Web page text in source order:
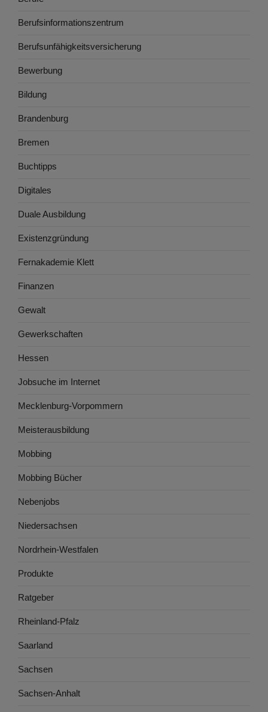
Berufsinformationszentrum
Berufsunfähigkeitsversicherung
Bewerbung
Bildung
Brandenburg
Bremen
Buchtipps
Digitales
Duale Ausbildung
Existenzgründung
Fernakademie Klett
Finanzen
Gewalt
Gewerkschaften
Hessen
Jobsuche im Internet
Mecklenburg-Vorpommern
Meisterausbildung
Mobbing
Mobbing Bücher
Nebenjobs
Niedersachsen
Nordrhein-Westfalen
Produkte
Ratgeber
Rheinland-Pfalz
Saarland
Sachsen
Sachsen-Anhalt